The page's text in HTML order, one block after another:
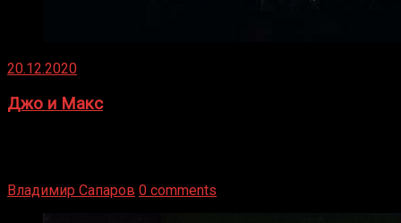
20.12.2020
Джо и Макс
Владимир Сапаров 0 comments